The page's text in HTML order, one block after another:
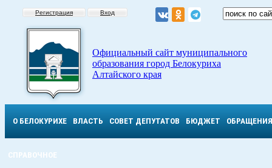
Регистрация Вход
Официальный сайт муниципального
образования город Белокуриха
Алтайского края
О БЕЛОКУРИХЕ ВЛАСТЬ СОВЕТ ДЕПУТАТОВ БЮДЖЕТ ОБРАЩЕНИЯ
СПРАВОЧНОЕ